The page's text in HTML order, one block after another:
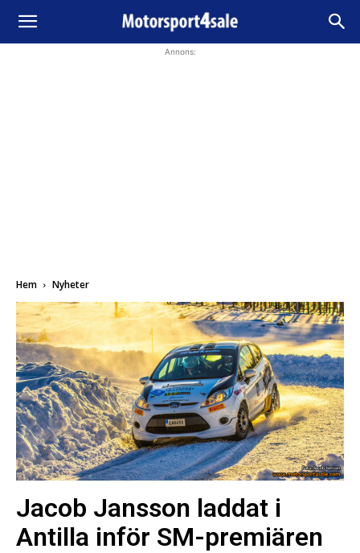
Annons:
Hem Nyheter
Jacob Jansson laddat i
Antilla inför SM-premiären